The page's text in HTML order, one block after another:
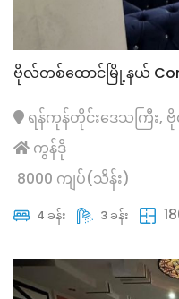
ဗိုလ်တစ်ထောင်မြို့နယ်
ရန်ကုန်တိုင်းဒေသကြီး,
ကွန်ဒို
8000 ကျပ်(သိန်း)
4 ခန်း 3 ခန်း